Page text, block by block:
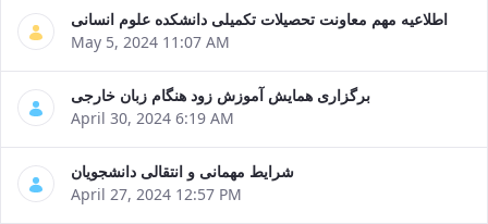
of
Prayer
Studies
Bi-
Quarterly
Journal
Political
Law
اطلاعیه مهم معاونت تحصیلات تکمیلی دانشکده علوم انسانی
May 5, 2024 11:07 AM
برگزاری همایش آموزش زود هنگام زبان خارجی
April 30, 2024 6:19 AM
شرایط مهمانی و انتقالی دانشجویان
April 27, 2024 12:57 PM